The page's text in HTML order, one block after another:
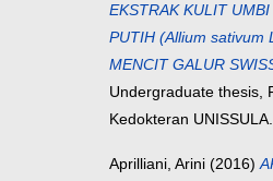
EKSTRAK KULIT UMBI
PUTIH (Allium sativum
MENCIT GALUR
Undergraduate thesis,
Kedokteran UNISSULA.
Aprilliani, Arini (2016)